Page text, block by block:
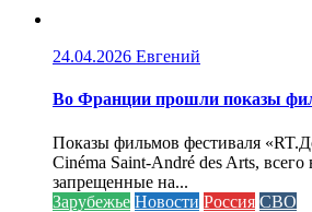
24.04.2026 Евгений
Во Франции прошли показы
Показы фильмов фестиваля
Cinéma Saint-André des Arts,
запрещенные на...
Зарубежье Новости Россия СВО